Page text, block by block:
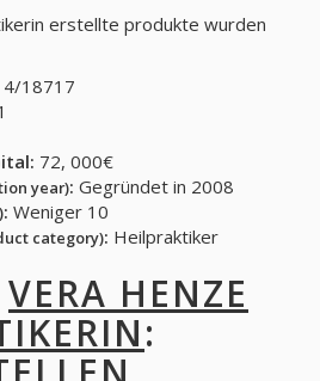
erstellte produkte wurden
18717
72, 000€
year): Gegründet in 2008
: Weniger 10
category): Heilpraktiker
VERA HENZE
: